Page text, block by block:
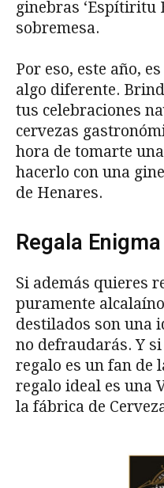
ginebras ‘Espítiritu
sobremesa.
Por eso, este año,
algo diferente.
tus celebraciones
cervezas
hora de tomarte
hacerlo con una
de Henares.
Regala Enigma
Si además quieres
puramente
destilados son una
no defraudarás. Y
regalo es un fan de
regalo ideal es una
la fábrica de